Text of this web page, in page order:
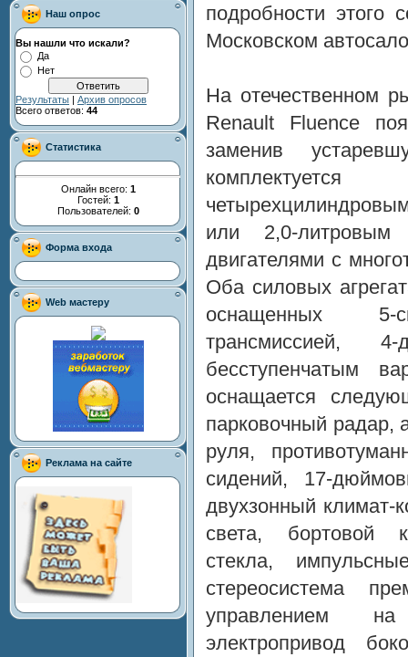
Наш опрос
Вы нашли что искали?
Да
Нет
Результаты | Архив опросов
Всего ответов: 44
Статистика
Онлайн всего: 1
Гостей: 1
Пользователей: 0
Форма входа
Web мастеру
Реклама на сайте
подробности этого
Московском
На отечественном
Renault Fluence
заменив
или 2,0-литровым
двигателями с
Оба силовых
оснащенных 5-
трансмиссией,
бесступенчатым
оснащается
парковочный радар,
руля,
сидений, 17-
двухзонный климат-
света, бортовой
стекла,
стереосистема
управлением
электропривод